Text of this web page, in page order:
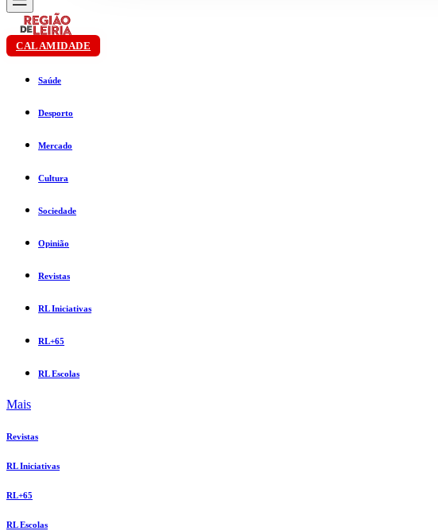
CALAMIDADE
Saúde
Desporto
Mercado
Cultura
Sociedade
Opinião
Revistas
RL Iniciativas
RL+65
RL Escolas
Mais
Revistas
RL Iniciativas
RL+65
RL Escolas